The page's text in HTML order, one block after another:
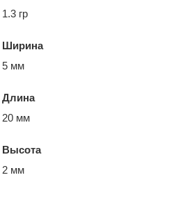
1.3 гр
Ширина
5 мм
Длина
20 мм
Высота
2 мм